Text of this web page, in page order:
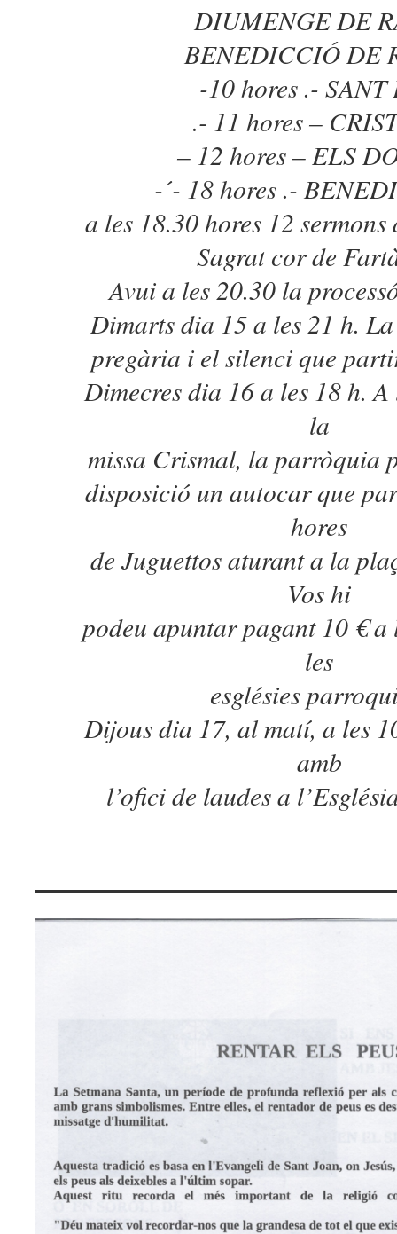
DIUMENGE DE
BENEDICCIÓ DE
-10 hores .- SANT
.- 11 hores –
– 12 hores – ELS
-´- 18 hores .-
a les 18.30 hores 12 sermons
Sagrat cor de
Avui a les 20.30 la
Dimarts dia 15 a les 21 h.
pregària i el silenci que
Dimecres dia 16 a les 18 h.
la
missa Crismal, la parròquia
disposició un autocar que
hores
de Juguettos aturant a la
Vos hi
podeu apuntar pagant 10 € a
les
esglésies
Dijous dia 17, al matí, a les
amb
l’ofici de laudes a